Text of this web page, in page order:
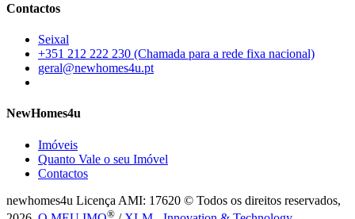
Contactos
Seixal
+351 212 222 230 (Chamada para a rede fixa nacional)
geral@newhomes4u.pt
NewHomes4u
Imóveis
Quanto Vale o seu Imóvel
Contactos
newhomes4u Licença AMI: 17620 © Todos os direitos reservados,
®